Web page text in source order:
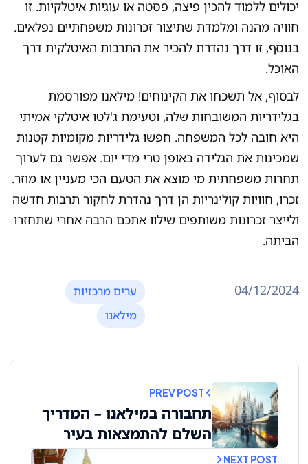
יכולים ללמוד להכין פיצה, פסטה או עוגיות איטלקיות. זו
חוויה מהנה ומלמדת שתיצור זכרונות משפחתיים נפלאים.
בנוסף, זו דרך נהדרת להכיר את התרבות האיטלקית דרך
האוכל.
לבסוף, אל תשכחו את הקינוחים! מילאנו מפורסמת
בגלידריות המשובחות שלה, וטעימת ג'לטו איטלקי אמיתי
היא חובה לכל המשפחה. חפשו גלידריות מקומיות קטנות
שמכינות את הגלידה באופן טרי מדי יום. אפשר גם לערוך
תחרות משפחתית מי מוצא את הטעם הכי מעניין או מוזר.
זכרו, חוויות קולינריות הן דרך נהדרת לחקור תרבות חדשה
ולייצר זכרונות משותפים שילוו אתכם הרבה אחרי שתחזרו
הביתה.
04/12/2024
ערים מרכזיות
מילאנו
תחבורה במילאנו – המדריך
השלם להתמצאות בעיר
NEXT POST